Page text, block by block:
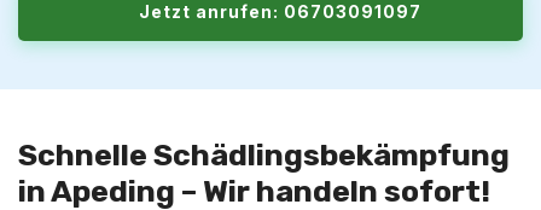
Jetzt anrufen: 06703091097
Schnelle Schädlingsbekämpfung
in Apeding – Wir handeln sofort!